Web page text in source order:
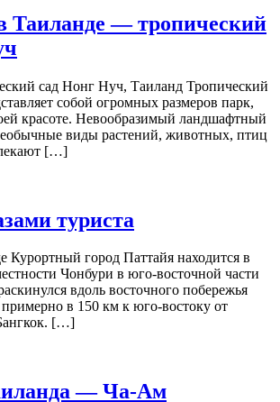
Таиланде — тропический
сад Нонг Нуч, Таиланд Тропический
собой огромных размеров парк,
красоте. Невообразимый ландшафтный
виды растений, животных, птиц
[…]
туриста
Курортный город Паттайя находится в
Чонбури в юго-восточной части
вдоль восточного побережья
в 150 км к юго-востоку от
[…]
— Ча-Ам